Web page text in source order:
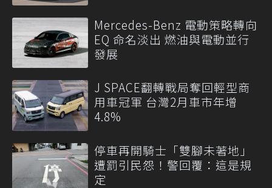
Mercedes-Benz 電動策略轉向
EQ 命名淡出 燃油與電動並行
發展
J SPACE翻轉戰局奪回輕型商
用車冠軍 台灣2月車市年增
4.8%
停車再開騎士「雙腳未著地」
遭罰引民怨！警回覆：這是規
定